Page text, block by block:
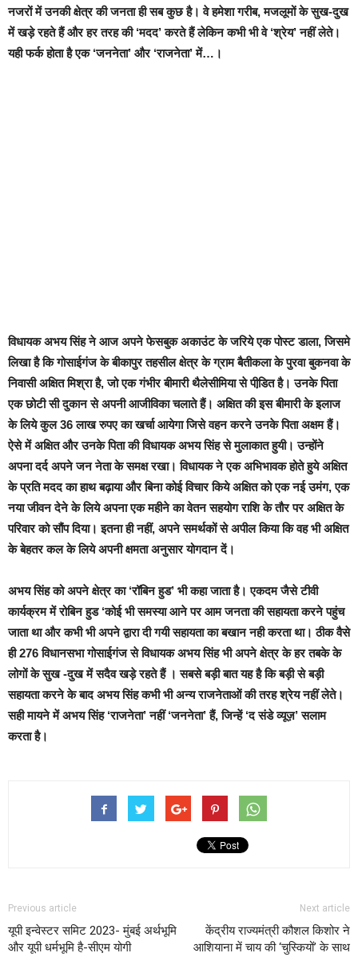
नजरों में उनकी क्षेत्र की जनता ही सब कुछ है।वे हमेशा गरीब, मजलूमों के सुख-दुख
में खड़े रहते हैं और हर तरह की ‘मदद’ करते हैं लेकिन कभी भी वे ‘श्रेय’ नहीं लेते।
यही फर्क होता है एक ‘जननेता’ और ‘राजनेता’ में…।
विधायक अभय सिंह ने आज अपने फेसबुक अकाउंट के जरिये एक पोस्ट डाला, जिसमे
लिखा है कि गोसाईगंज के बीकापुर तहसील क्षेत्र के ग्राम बैतीकला के पुरवा बुकनवा के
निवासी अक्षित मिश्रा है, जो एक गंभीर बीमारी थैलेसीमिया से पीडि़त है। उनके पिता
एक छोटी सी दुकान से अपनी आजीविका चलाते हैं। अक्षित की इस बीमारी के इलाज
के लिये कुल 36 लाख रुपए का खर्चा आयेगा जिसे वहन करने उनके पिता अक्षम हैं।
ऐसे में अक्षित और उनके पिता की विधायक अभय सिंह से मुलाकात हुयी। उन्होंने
अपना दर्द अपने जन नेता के समक्ष रखा। विधायक ने एक अभिभावक होते हुये अक्षित
के प्रति मदद का हाथ बढ़ाया और बिना कोई विचार किये अक्षित को एक नई उमंग, एक
नया जीवन देने के लिये अपना एक महीने का वेतन सहयोग राशि के तौर पर अक्षित के
परिवार को सौंप दिया। इतना ही नहीं, अपने समर्थकों से अपील किया कि वह भी अक्षित
के बेहतर कल के लिये अपनी क्षमता अनुसार योगदान दें।
अभय सिंहको अपने क्षेत्र का‘रॉबिन हुड’ भी कहा जाता है। एकदमजैसे टीवी
कार्यक्रम में रोबिन हुड ‘कोई भी समस्या आने पर आम जनता की सहायता करने पहुंच
जाता था और कभी भी अपने द्वारा दी गयी सहायता का बखान नही करता था। ठीक वैसे
ही 276 विधानसभा गोसाईगंज से विधायक अभय सिंह भी अपने क्षेत्र के हर तबके के
लोगों के सुख -दुख में सदैव खड़े रहते हैं । सबसे बड़ी बात यह है कि बड़ी से बड़ी
सहायता करने के बाद अभय सिंह कभी भी अन्य राजनेताओं की तरह श्रेय नहीं लेते।
सही मायने में अभय सिंह ‘राजनेता’ नहीं ‘जननेता’ हैं, जिन्हें ‘द संडे व्यूज़’ सलाम
करता है।
Previous article
यूपी इन्वेस्टर समिट 2023- मुंबई अर्थभूमि
और यूपी धर्मभूम‍ि है-सीएम योगी
Next article
केंद्रीय राज्यमंत्री कौशल किशोर ने
आशियाना में चाय की ‘चुस्कियों’ के साथ